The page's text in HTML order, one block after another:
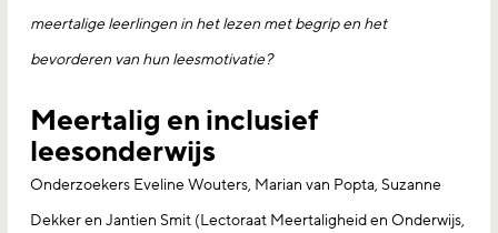
meertalige leerlingen in het lezen met begrip en het
bevorderen van hun leesmotivatie?
Meertalig en inclusief
leesonderwijs
Onderzoekers Eveline Wouters, Marian van Popta, Suzanne
Dekker en Jantien Smit (Lectoraat Meertaligheid en Onderwijs,